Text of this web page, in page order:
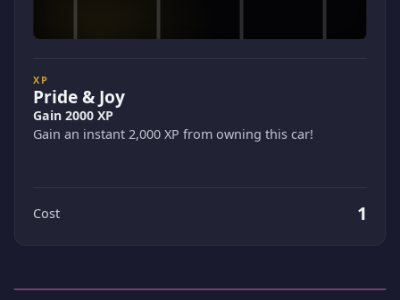
XP
Pride & Joy
Gain 2000 XP
Gain an instant 2,000 XP from owning this car!
Cost 1